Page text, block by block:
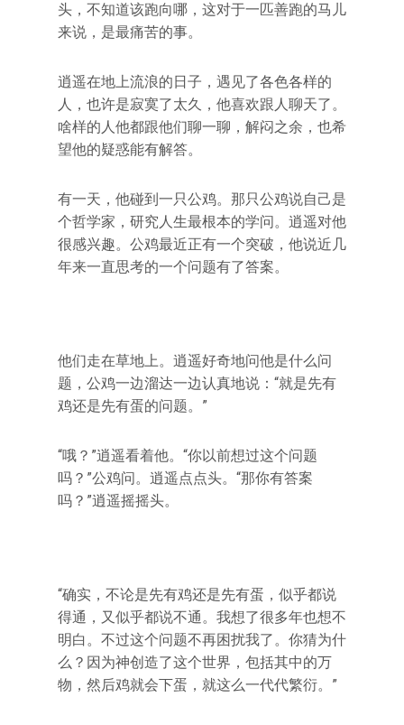
头，不知道该跑向哪，这对于一匹善跑的马儿
来说，是最痛苦的事。
逍遥在地上流浪的日子，遇见了各色各样的
人，也许是寂寞了太久，他喜欢跟人聊天了。
啥样的人他都跟他们聊一聊，解闷之余，也希
望他的疑惑能有解答。
有一天，他碰到一只公鸡。那只公鸡说自己是
个哲学家，研究人生最根本的学问。逍遥对他
很感兴趣。公鸡最近正有一个突破，他说近几
年来一直思考的一个问题有了答案。
他们走在草地上。逍遥好奇地问他是什么问
题，公鸡一边溜达一边认真地说：“就是先有
鸡还是先有蛋的问题。”
“哦？”逍遥看着他。“你以前想过这个问题
吗？”公鸡问。逍遥点点头。“那你有答案
吗？”逍遥摇摇头。
“确实，不论是先有鸡还是先有蛋，似乎都说
得通，又似乎都说不通。我想了很多年也想不
明白。不过这个问题不再困扰我了。你猜为什
么？因为神创造了这个世界，包括其中的万
物，然后鸡就会下蛋，就这么一代代繁衍。”